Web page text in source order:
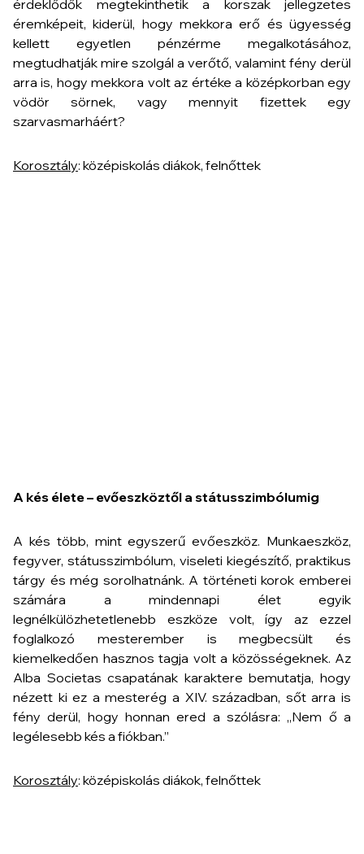
érdeklődők megtekinthetik a korszak jellegzetes
éremképeit, kiderül, hogy mekkora erő és ügyesség
kellett egyetlen pénzérme megalkotásához,
megtudhatják mire szolgál a verőtő, valamint fény derül
arra is, hogy mekkora volt az értéke a középkorban egy
vödör sörnek, vagy mennyit fizettek egy
szarvasmarháért?
Korosztály: középiskolás diákok, felnőttek
A kés élete – evőeszköztől a státusszimbólumig
A kés több, mint egyszerű evőeszköz. Munkaeszköz,
fegyver, státusszimbólum, viseleti kiegészítő, praktikus
tárgy és még sorolhatnánk. A történeti korok emberei
számára a mindennapi élet egyik
legnélkülözhetetlenebb eszköze volt, így az ezzel
foglalkozó mesterember is megbecsült és
kiemelkedően hasznos tagja volt a közösségeknek. Az
Alba Societas csapatának karaktere bemutatja, hogy
nézett ki ez a mesterég a XIV. században, sőt arra is
fény derül, hogy honnan ered a szólásra: „Nem ő a
legélesebb kés a fiókban.”
Korosztály: középiskolás diákok, felnőttek